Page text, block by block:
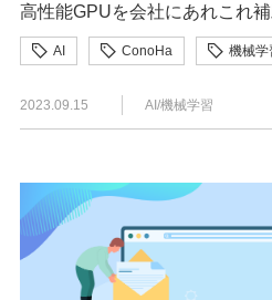
高性能GPUを会社にあれこれ
AI ConoHa 機械学
2023.09.15 AI/機械学習